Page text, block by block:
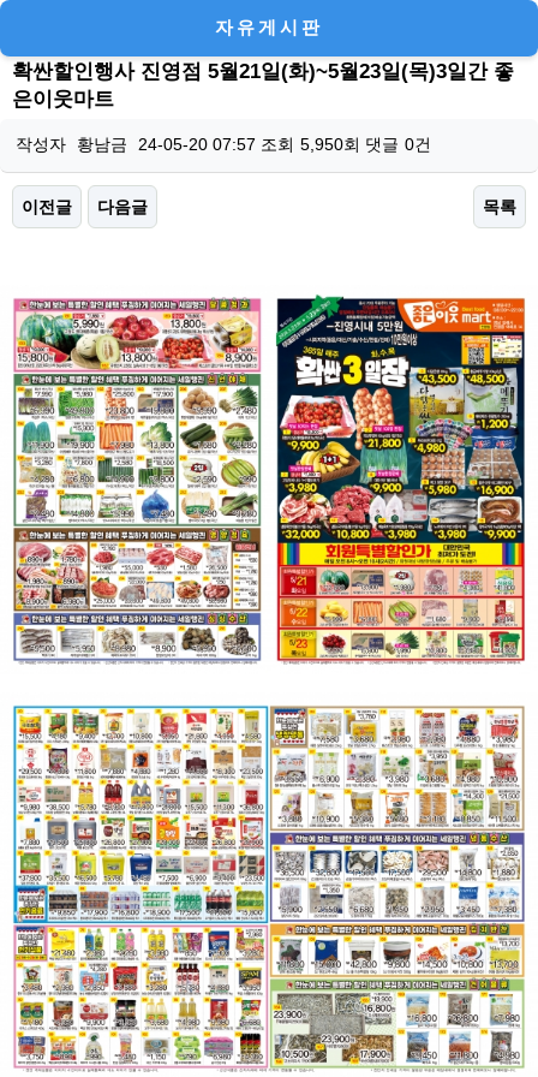
자유게시판
확싼할인행사 진영점 5월21일(화)~5월23일(목)3일간 좋
은이웃마트
작성자 황남금 24-05-20 07:57 조회 5,950회 댓글 0건
이전글 다음글 목록
본문